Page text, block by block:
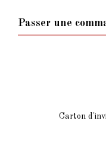
Passer une
Carton